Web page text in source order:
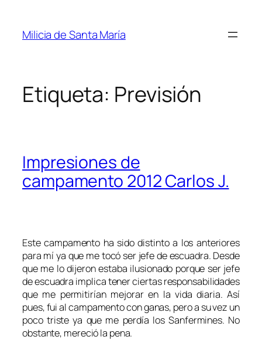
contenido
Milicia de Santa María
Etiqueta: Previsión
Impresiones de
campamento 2012 Carlos J.
Este campamento ha sido distinto a los anteriores
para mí ya que me tocó ser jefe de escuadra. Desde
que me lo dijeron estaba ilusionado porque ser jefe
de escuadra implica tener ciertas responsabilidades
que me permitirían mejorar en la vida diaria. Así
pues, fui al campamento con ganas, pero a su vez un
poco triste ya que me perdía los Sanfermines. No
obstante, mereció la pena.